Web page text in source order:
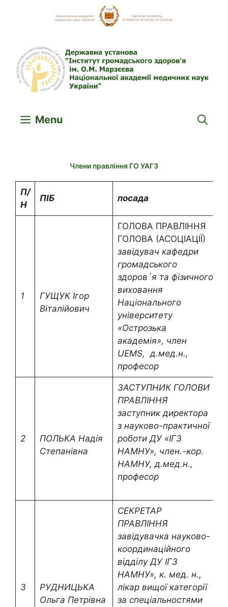
Menu
Члени правління ГО УАГЗ
П/
Н
ПІБ посада
1 ГУЩУК Ігор
Віталійович
ГОЛОВА ПРАВЛІННЯ
ГОЛОВА (АСОЦІАЦІЇ)
завідувач кафедри
громадського
здоров`я та фізичного
виховання
Національного
університету
«Острозька
академія», член
UEMS, д.мед.н.,
професор
2 ПОЛЬКА Надія
Степанівна
ЗАСТУПНИК ГОЛОВИ
ПРАВЛІННЯ
заступник директора
з науково-практичної
роботи ДУ «ІГЗ
НАМНУ», член.-кор.
НАМНУ, д.мед.н.,
професор
3
РУДНИЦЬКА
Ольга Петрівна
СЕКРЕТАР
ПРАВЛІННЯ
завідувачка науково-
координаційного
відділу ДУ ІГЗ
НАМНУ», к. мед. н.,
лікар вищої категорії
за спеціальностями